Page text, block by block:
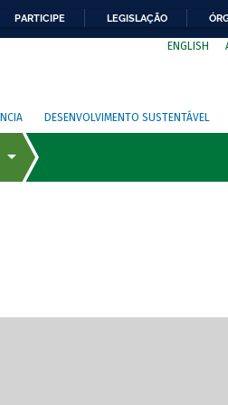
PARTICIPE LEGISLAÇÃO
ENGLISH
DESENVOLVIMENTO SUSTENTÁVEL
de